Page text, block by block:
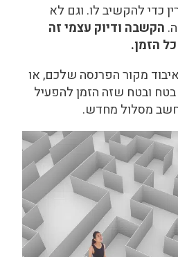
כדי להקשיב לו. וגם לא
הקשבה ודיוק עצמי זה
הזמן.
מקור הפרנסה שלכם, או
ובטח שזה הזמן להפעיל
לחשב מסלול מחדש.